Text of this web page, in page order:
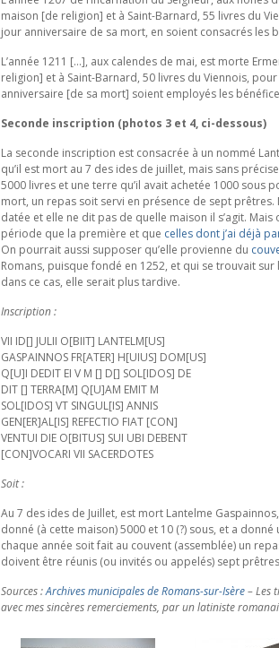
maison [de religion] et à Saint-Barnard, 55 livres du
jour anniversaire de sa mort, en soient consacrés les
L’année 1211 […], aux calendes de mai, est morte
religion] et à Saint-Barnard, 50 livres du Viennois,
anniversaire [de sa mort] soient employés les
Seconde inscription (photos 3 et 4, ci-dessous)
La seconde inscription est consacrée à un nommé
qu’il est mort au 7 des ides de juillet, mais sans
5000 livres et une terre qu’il avait achetée 1000 sous
mort, un repas soit servi en présence de sept
datée et elle ne dit pas de quelle maison il s’agit.
période que la première et que celles dont j’ai déjà
On pourrait aussi supposer qu’elle provienne du
Romans, puisque fondé en 1252, et qui se trouvait sur
dans ce cas, elle serait plus tardive.
Inscription :
VII ID[] JULII O[BIIT] LANTELM[US]
GASPAINNOS FR[ATER] H[UIUS] DOM[US]
Q[U]I DEDIT EI V M [] D[] SOL[IDOS] DE
DIT [] TERRA[M] Q[U]AM EMIT M
SOL[IDOS] VT SINGUL[IS] ANNIS
GEN[ER]AL[IS] REFECTIO FIAT [CON]
VENTUI DIE O[BITUS] SUI UBI DEBENT
[CON]VOCARI VII SACERDOTES
Soit :
Au 7 des ides de Juillet, est mort Lantelme
donné (à cette maison) 5000 et 10 (?) sous, et a
chaque année soit fait au couvent (assemblée) un
doivent être réunis (ou invités ou appelés) sept
Sources :Archives municipales de Romans-sur-Isère– Les
avec mes sincères remerciements, par un latiniste